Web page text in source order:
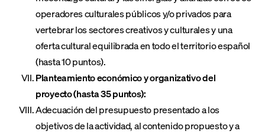
operadores culturales públicos y/o privados para
vertebrar los sectores creativos y culturales y una
oferta cultural equilibrada en todo el territorio español
(hasta 10 puntos).
Planteamiento económico y organizativo del
proyecto (hasta 35 puntos):
Adecuación del presupuesto presentado a los
objetivos de la actividad, al contenido propuesto y a